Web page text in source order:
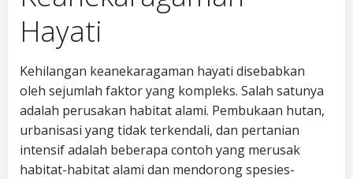
Hayati
Kehilangan keanekaragaman hayati disebabkan
oleh sejumlah faktor yang kompleks. Salah satunya
adalah perusakan habitat alami. Pembukaan hutan,
urbanisasi yang tidak terkendali, dan pertanian
intensif adalah beberapa contoh yang merusak
habitat-habitat alami dan mendorong spesies-